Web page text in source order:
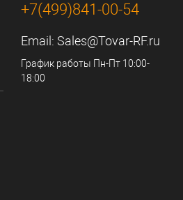
+7(499)841-00-54
Email: Sales@Tovar-RF.ru
График работы Пн-Пт 10:00-
18:00